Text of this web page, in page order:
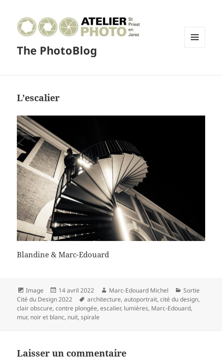
The PhotoBlog
L’escalier
Blandine & Marc-Edouard
Format
Image
Publié
le
14 avril 2022 Auteur
Marc-Edouard Michel Catégories
Sortie
Cité du Design 2022
Mots-
clés
architecture,autoportrait,cité du design,
clair obscure,contre plongée,escalier, lumières, Marc-Edouard,
mur, noir et blanc, nuit,spirale
Laisser un commentaire